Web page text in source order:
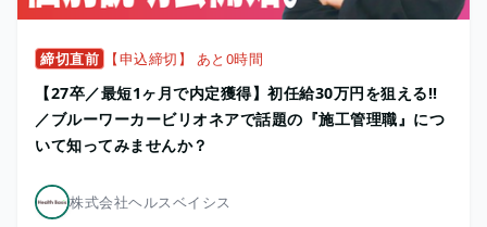
締切直前 【申込締切】 あと0時間
【27卒／最短1ヶ月で内定獲得】初任給30万円を狙える!!
／ブルーワーカービリオネアで話題の『施工管理職』につ
いて知ってみませんか？
株式会社ヘルスベイシス